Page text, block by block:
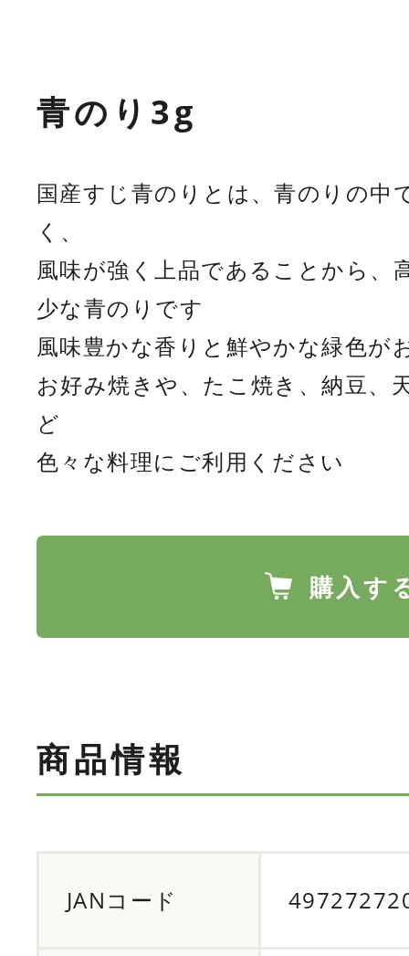
青のり3g
国産すじ青のりとは、青のりの中
く、
風味が強く上品であることから、
少な青のりです
風味豊かな香りと鮮やかな緑色が
お好み焼きや、たこ焼き、納豆、
ど
色々な料理にご利用ください
購入す
商品情報
JANコード